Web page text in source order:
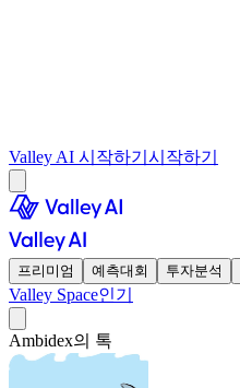
Valley AI 시작하기 시작하기
프리미엄 예측대회 투자분석
Valley Space인기
Ambidex의 톡